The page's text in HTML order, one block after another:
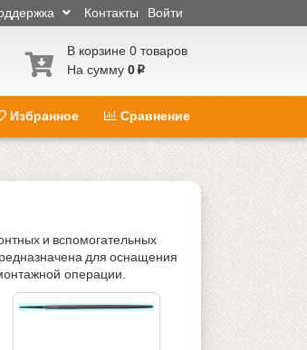
Войти
Контакты
В корзине 0 товаров
На сумму 0 p
Избранное Сравнение
и вспомогательных
для оснащения
операции.